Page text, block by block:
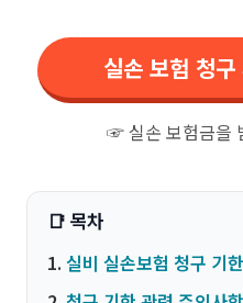
실손 보험 청
☞ 실손 보험금을
실비 실손보험 청구 기